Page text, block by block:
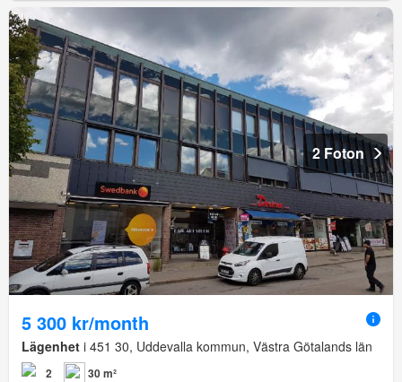
2 Foton
5 300 kr/month
Lägenhet i 451 30, Uddevalla kommun, Västra Götalands län
2
30 m²